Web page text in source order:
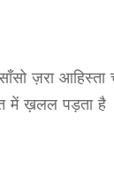
ज़रा आहिस्ता
में ख़लल पड़ता है